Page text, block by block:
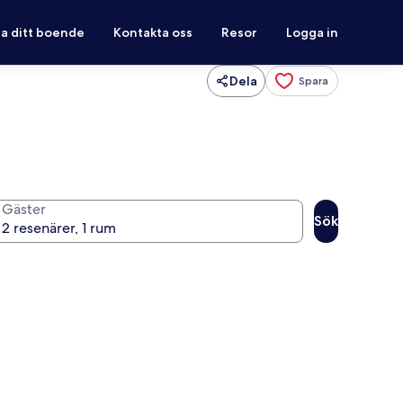
ditt boende Kontakta oss Resor Logga in
Dela Spara
Gäster
Sök